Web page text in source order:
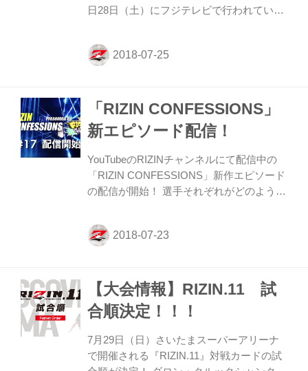
日28日（土）にフジテレビで行われている
ODAIBA 2018」のフジテレビ本社屋1Fフジ
テレビ広場「THE ODAIBA マイナビステー
肉体を披露し、対戦する選手同士のフェイ
ス・オフでは睨み合いから乱闘寸前になる
ことも…。 平成最後の夏をヒートアップさ
せる熱きイベント『RIZIN.11』公開計量を
是非、お台場フジテレビへGO！！
『RIZIN.11』公開計量 in THE OD...
「RIZIN CONFESSIONS」
新エピソード配信！
YouTubeのRIZINチャンネルにて配信中の
「RIZIN CONFESSIONS」新作エピソード
の配信が開始！ 選手それぞれがどのような
練習。さらに家族や恩師たちが語る選手の
人間性など日常生活に密着しながら、それ
29日（日）さいたまスーパーアリーナで行
われる『RIZIN.11』に向けた最後のエピソ
ード（#17）は、メインを務める浅倉カン
ナ、RENAに密着！ 真夏の一大決戦に臨む
両名の試合へ向けた取り組み、どう日々を
過ごしてきたか。両選手の本音、涙、そし
【大会情報】RIZIN.11 試
合順決定！！！
7月29日（日）さいたまスーパーアリーナ
で開催される『RIZIN.11』対戦カードの試